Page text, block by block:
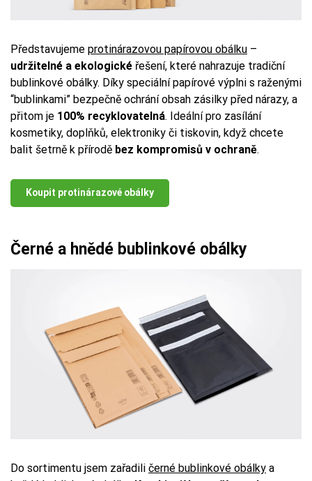
Představujeme protinárazovou papírovou obálku –
udržitelné a ekologické řešení, které nahrazuje tradiční
bublinkové obálky. Díky speciální papírové výplni s raženými
“bublinkami” bezpečně ochrání obsah zásilky před nárazy, a
přitom je 100% recyklovatelná. Ideální pro zasílání
kosmetiky, doplňků, elektroniky či tiskovin, když chcete
balit šetrně k přírodě bez kompromisů v ochraně.
Koupit protinárazové obálky
Černé a hnědé bublinkové obálky
Do sortimentu jsem zařadili černé bublinkové obálky a